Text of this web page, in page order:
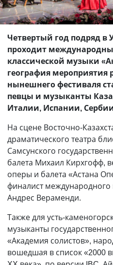
Четвертый год подряд в
проходит
классической музыки
география мероприятия
нынешнего фестиваля
певцы и музыканты
Италии, Испании,
На сцене Восточно-
драматического театра
Самсунского
балета Михаил Кирхгофф,
оперы и балета «Астана
финалист
Андрес Вераменди.
Также для усть-
музыканты
«Академия солистов»,
вошедшая в список «2000